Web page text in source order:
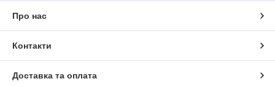
Про нас
Контакти
Доставка та оплата